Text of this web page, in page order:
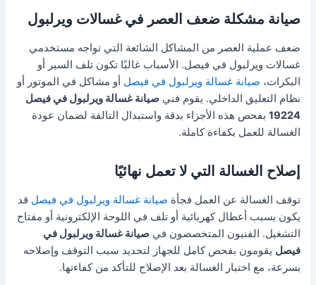
صيانة مشكلة ضعف العصر في غسالات ويرلبول
ضعف عملية العصر من المشاكل الشائعة التي تواجه مستخدمي
غسالات ويرلبول في فيصل. الأسباب غالبًا تكون تلف السير أو
البكرات، صيانة غسالة ويرلبول في فيصل أو مشاكل في الموتور أو
نظام التعليق الداخلي. يقوم فنيصيانة غسالة ويرلبول في فيصل
19224 بفحص هذه الأجزاء بدقة واستبدال التالفة لضمان عودة
الغسالة للعمل بكفاءة كاملة.
إصلاح الغسالة التي لا تعمل نهائيًا
توقف الغسالة عن العمل فجأة صيانة غسالة ويرلبول في فيصل قد
يكون بسبب أعطال كهربائية أو تلف في اللوحة الإلكترونية أو مفتاح
التشغيل. الفنيون المتخصصون فيصيانة غسالة ويرلبول في
فيصل يقومون بفحص كامل للجهاز لتحديد سبب التوقف وإصلاحه
بسرعة، مع اختبار الغسالة بعد الإصلاح للتأكد من كفاءتها.